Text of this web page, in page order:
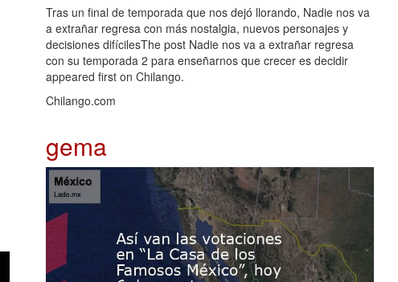
Tras un final de temporada que nos dejó llorando, Nadie nos va
a extrañar regresa con más nostalgia, nuevos personajes y
decisiones difícilesThe post Nadie nos va a extrañar regresa
con su temporada 2 para enseñarnos que crecer es decidir
appeared first on Chilango.
Chilango.com
gema